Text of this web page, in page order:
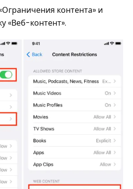
контента» и
«Веб-контент».